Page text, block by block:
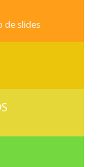
de slides